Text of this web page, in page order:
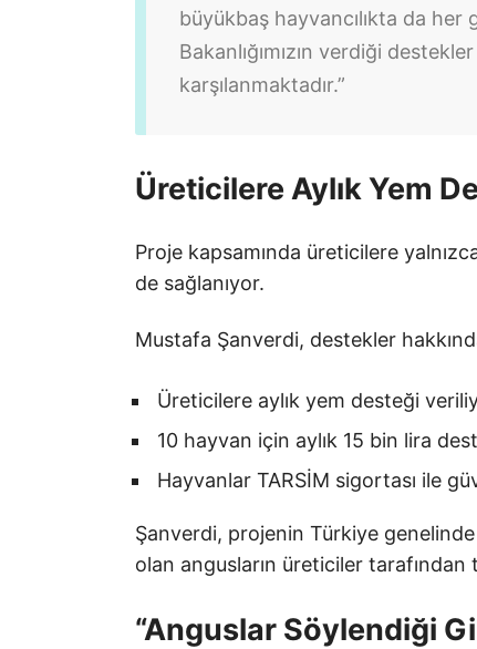
büyükbaş hayvancılıkta da
Bakanlığımızın verdiği
karşılanmaktadır.”
Üreticilere Aylık Yem
Proje kapsamında üreticilere
de sağlanıyor.
Mustafa Şanverdi, destekler
Üreticilere aylık yem desteği
10 hayvan için aylık 15 bin lira
Hayvanlar TARSİM sigortası ile
Şanverdi, projenin Türkiye
olan angusların üreticiler
“Anguslar Söylendiği